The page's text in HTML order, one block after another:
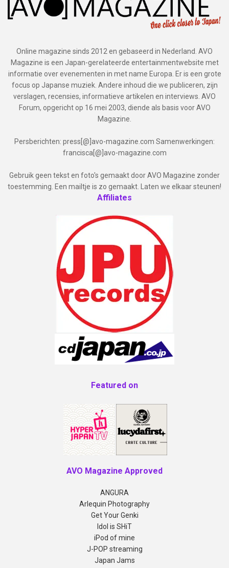
Online magazine sinds 2012 en gebaseerd in Nederland. AVO
Magazine is een Japan-gerelateerde entertainmentwebsite met
informatie over evenementen in met name Europa. Er is een grote
focus op Japanse muziek. Andere inhoud die we publiceren, zijn
verslagen, recensies, informatieve artikelen en interviews. AVO
Forum, opgericht op 16 mei 2003, diende als basis voor AVO
Magazine.
Persberichten: press[@]avo-magazine.com Samenwerkingen:
francisca[@]avo-magazine.com
Gebruik geen tekst en foto's gemaakt door AVO Magazine zonder
toestemming. Een mailtje is zo gemaakt. Laten we elkaar steunen!
Affiliates
Featured on
AVO Magazine Approved
ANGURA
Arlequin Photography
Get Your Genki
Idol is SHiT
iPod of mine
J-POP streaming
Japan Jams